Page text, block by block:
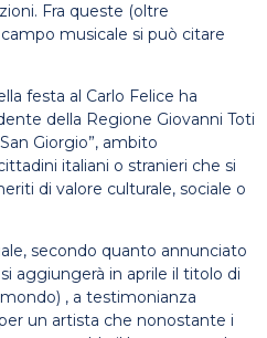
Fra queste (oltre
musicale si può citare
festa al Carlo Felice ha
della Regione Giovanni Toti
Giorgio”, ambito
italiani o stranieri che si
di valore culturale, sociale o
secondo quanto annunciato
aggiungerà in aprile il titolo di
, a testimonianza
un artista che nonostante i